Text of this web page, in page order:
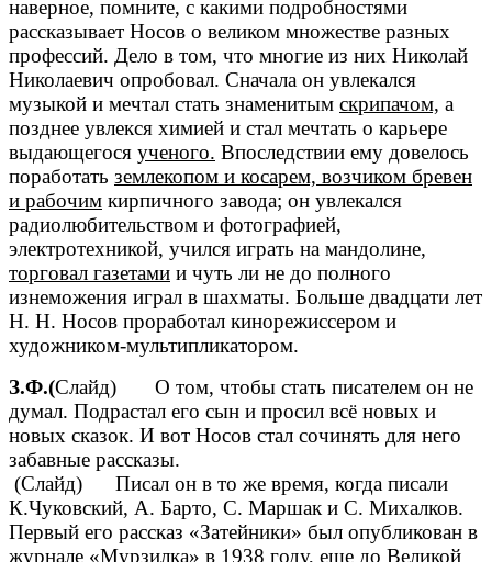
наверное, помните, с какими подробностями
рассказывает Носов о великом множестве разных
профессий. Дело в том, что многие из них Николай
Николаевич опробовал. Сначала он увлекался
музыкой и мечтал стать знаменитым скрипачом, а
позднее увлекся химией и стал мечтать о карьере
выдающегося ученого. Впоследствии ему довелось
поработать землекопом и косарем, возчиком бревен
и рабочим кирпичного завода; он увлекался
радиолюбительством и фотографией,
электротехникой, учился играть на мандолине,
торговал газетами и чуть ли не до полного
изнеможения играл в шахматы. Больше двадцати лет
Н. Н. Носов проработал кинорежиссером и
художником-мультипликатором.
З.Ф.(Слайд) О том, чтобы стать писателем он не
думал. Подрастал его сын и просил всё новых и
новых сказок. И вот Носов стал сочинять для него
забавные рассказы.
(Слайд) Писал он в то же время, когда писали
К.Чуковский, А. Барто, С. Маршак и С. Михалков.
Первый его рассказ «Затейники» был опубликован в
журнале «Мурзилка» в 1938 году, еще до Великой